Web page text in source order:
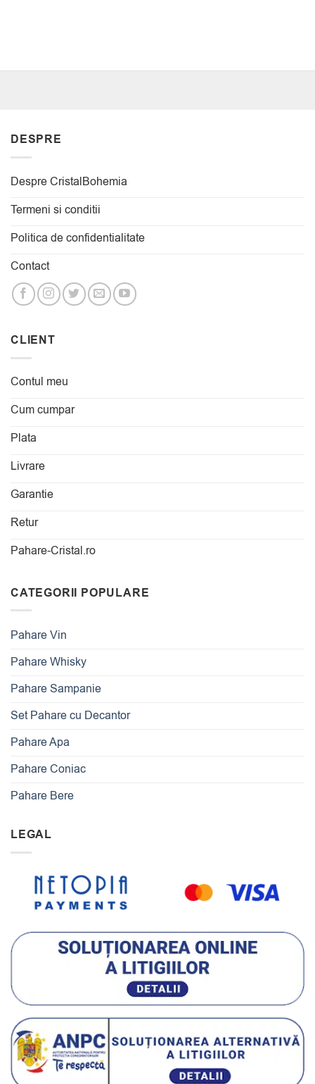
DESPRE
Despre CristalBohemia
Termeni si conditii
Politica de confidentialitate
Contact
CLIENT
Contul meu
Cum cumpar
Plata
Livrare
Garantie
Retur
Pahare-Cristal.ro
CATEGORII POPULARE
Pahare Vin
Pahare Whisky
Pahare Sampanie
Set Pahare cu Decantor
Pahare Apa
Pahare Coniac
Pahare Bere
LEGAL